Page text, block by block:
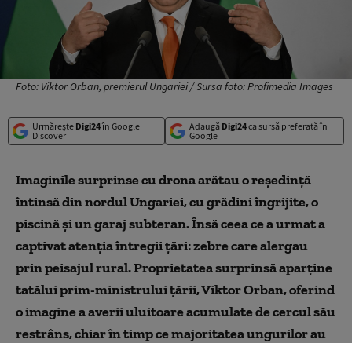
Foto: Viktor Orban, premierul Ungariei / Sursa foto: Profimedia Images
Urmărește Digi24în Google
Discover
Adaugă Digi24ca sursă preferată în
Google
Imaginile surprinse cu drona arătau o reședință
întinsă din nordul Ungariei, cu grădini îngrijite, o
piscină și un garaj subteran. Însă ceea ce a urmat a
captivat atenția întregii țări: zebre care alergau
prin peisajul rural. Proprietatea surprinsă aparține
tatălui prim-ministrului țării, Viktor Orban, oferind
o imagine a averii uluitoare acumulate de cercul său
restrâns, chiar în timp ce majoritatea ungurilor au